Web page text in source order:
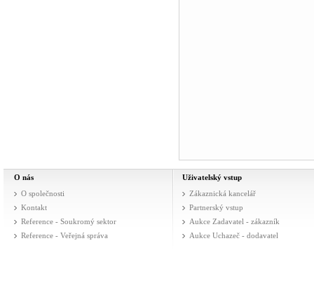
O nás
O společnosti
Kontakt
Reference - Soukromý sektor
Reference - Veřejná správa
Uživatelský vstup
Zákaznická kancelář
Partnerský vstup
Aukce Zadavatel - zákazník
Aukce Uchazeč - dodavatel